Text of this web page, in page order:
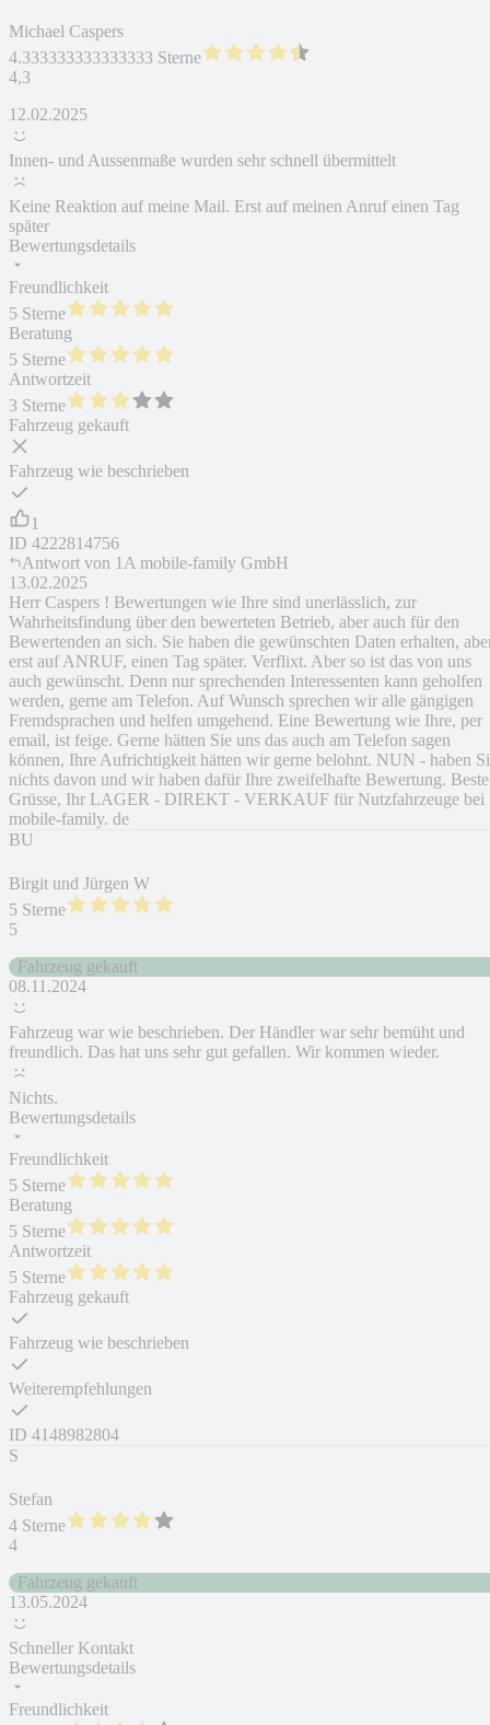
Michael Caspers
4.333333333333333 Sterne
4,3
12.02.2025
Innen- und Aussenmaße wurden sehr schnell übermittelt
Keine Reaktion auf meine Mail. Erst auf meinen Anruf einen Tag
später
Bewertungsdetails
Freundlichkeit
5 Sterne
Beratung
5 Sterne
Antwortzeit
3 Sterne
Fahrzeug gekauft
Fahrzeug wie beschrieben
1
ID 4222814756
Antwort von 1A mobile-family GmbH
13.02.2025
Herr Caspers ! Bewertungen wie Ihre sind unerlässlich, zur
Wahrheitsfindung über den bewerteten Betrieb, aber auch für den
Bewertenden an sich. Sie haben die gewünschten Daten erhalten,
erst auf ANRUF, einen Tag später. Verflixt. Aber so ist das von uns
auch gewünscht. Denn nur sprechenden Interessenten kann geholfen
werden, gerne am Telefon. Auf Wunsch sprechen wir alle gängigen
Fremdsprachen und helfen umgehend. Eine Bewertung wie Ihre, per
email, ist feige. Gerne hätten Sie uns das auch am Telefon sagen
können, Ihre Aufrichtigkeit hätten wir gerne belohnt. NUN - haben
nichts davon und wir haben dafür Ihre zweifelhafte Bewertung. Beste
Grüsse, Ihr LAGER - DIREKT - VERKAUF für Nutzfahrzeuge bei
mobile-family. de
BU
Birgit und Jürgen W
5 Sterne
5
Fahrzeug gekauft
08.11.2024
Fahrzeug war wie beschrieben. Der Händler war sehr bemüht und
freundlich. Das hat uns sehr gut gefallen. Wir kommen wieder.
Nichts.
Bewertungsdetails
Freundlichkeit
5 Sterne
Beratung
5 Sterne
Antwortzeit
5 Sterne
Fahrzeug gekauft
Fahrzeug wie beschrieben
Weiterempfehlungen
ID 4148982804
S
Stefan
4 Sterne
4
Fahrzeug gekauft
13.05.2024
Schneller Kontakt
Bewertungsdetails
Freundlichkeit